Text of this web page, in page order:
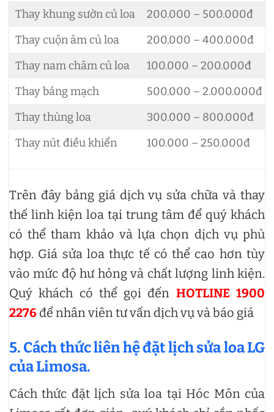
Thay khung sườn củ loa
200.000 – 500.000đ
Thay cuộn âm củ loa
200.000 – 400.000đ
Thay nam châm củ loa
100.000 – 200.000đ
Thay bảng mạch
500.000 – 2.000.000đ
Thay thùng loa
300.000 – 800.000đ
Thay nút điều khiển
100.000 – 250.000đ
Trên đây bảng giá dịch vụ sửa chữa và thay
thế linh kiện loa tại trung tâm để quý khách
có thể tham khảo và lựa chọn dịch vụ phù
hợp. Giá sửa loa thực tế có thể cao hơn tùy
vào mức độ hư hỏng và chất lượng linh kiện.
Quý khách có thể gọi đến HOTLINE 1900
2276 để nhân viên tư vấn dịch vụ và báo giá
5. Cách thức liên hệ đặt lịch sửa loa LG
của Limosa.
Cách thức đặt lịch sửa loa tại Hóc Môn của